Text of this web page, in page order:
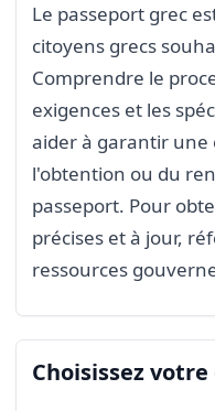
Le passeport grec
citoyens grecs
Comprendre le
exigences et les
aider à garantir une
l'obtention ou du
passeport. Pour
précises et à jour,
ressources
Choisissez